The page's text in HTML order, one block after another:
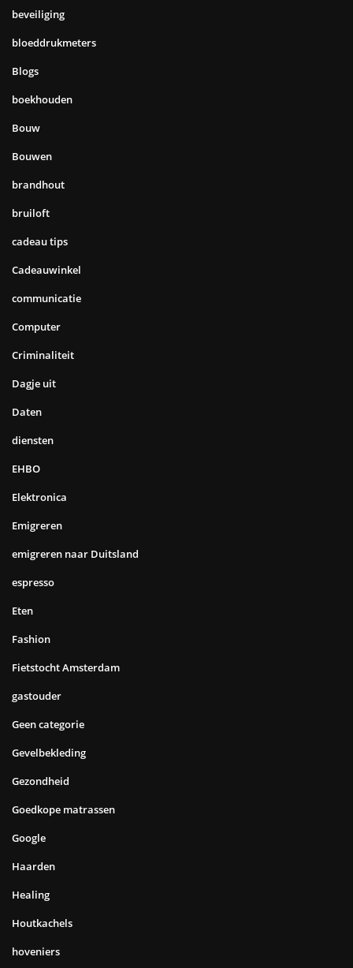
beveiliging
bloeddrukmeters
Blogs
boekhouden
Bouw
Bouwen
brandhout
bruiloft
cadeau tips
Cadeauwinkel
communicatie
Computer
Criminaliteit
Dagje uit
Daten
diensten
EHBO
Elektronica
Emigreren
emigreren naar Duitsland
espresso
Eten
Fashion
Fietstocht Amsterdam
gastouder
Geen categorie
Gevelbekleding
Gezondheid
Goedkope matrassen
Google
Haarden
Healing
Houtkachels
hoveniers